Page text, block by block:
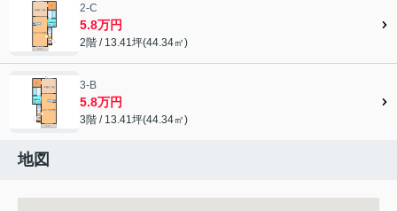
2-C
5.8万円
2階 / 13.41坪(44.34㎡)
3-B
5.8万円
3階 / 13.41坪(44.34㎡)
地図